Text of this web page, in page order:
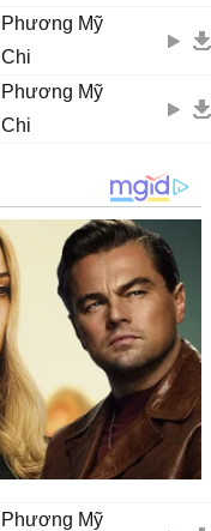
Phương Mỹ
Chi
Phương Mỹ
Chi
Phương Mỹ